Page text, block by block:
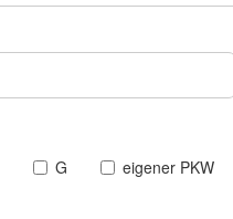
G eigener PKW